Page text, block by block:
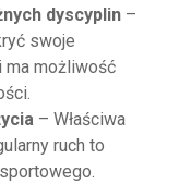
dyscyplin –
swoje
ma możliwość
– Właściwa
ruch to